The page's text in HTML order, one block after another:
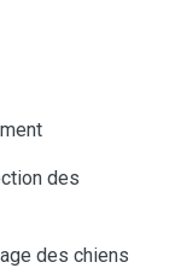
des
des chiens